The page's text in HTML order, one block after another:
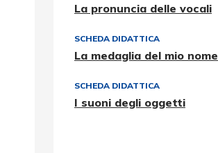
La pronuncia delle vocali
SCHEDA DIDATTICA
La medaglia del mio nome
SCHEDA DIDATTICA
I suoni degli oggetti